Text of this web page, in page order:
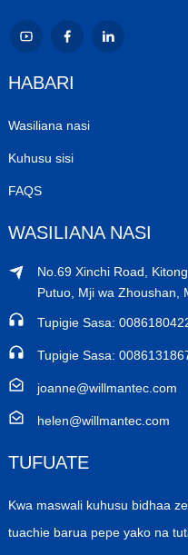
HABARI
Wasiliana nasi
Kuhusu sisi
FAQS
WASILIANA NASI
No.69 Xinchi Road,
Putuo, Mji wa Zhoushan,
Tupigie Sasa:
Tupigie Sasa:
joanne@willmantec.com
helen@willmantec.com
TUFUATE
Kwa maswali kuhusu bidhaa
tuachie barua pepe yako na